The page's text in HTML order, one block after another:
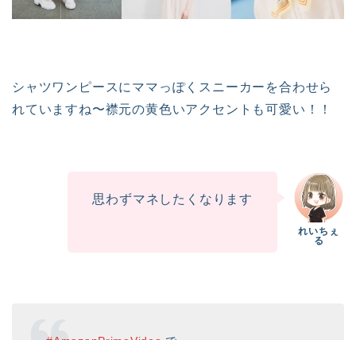
シャツワンピースにママっぽくスニーカーを合わせら
れていますね〜襟元の黄色いアクセントも可愛い！！
思わずマネしたくなります